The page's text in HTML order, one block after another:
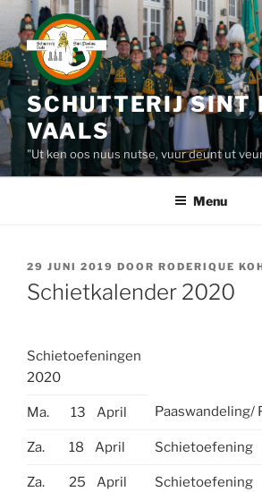
naar
de
inhoud
SCHUTTERIJ SINT
VAALS
"Ut ken oos nuus nutse, vuur deunt ut
Menu
GEPLAATST
OP
29 JUNI 2019 DOOR RODERIQUE
Schietkalender 2020
Schietoefeningen
2020
Ma. 13 April Paaswandeling/
Za. 18 April Schietoefening
Za. 25 April Schietoefening